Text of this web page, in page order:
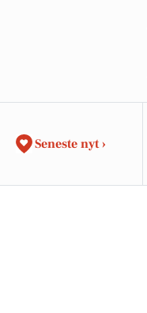
Seneste nyt ›